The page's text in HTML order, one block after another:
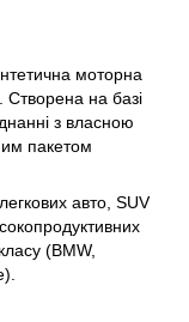
моторна
Створена на базі
з власною
пакетом
авто, SUV
(BMW,